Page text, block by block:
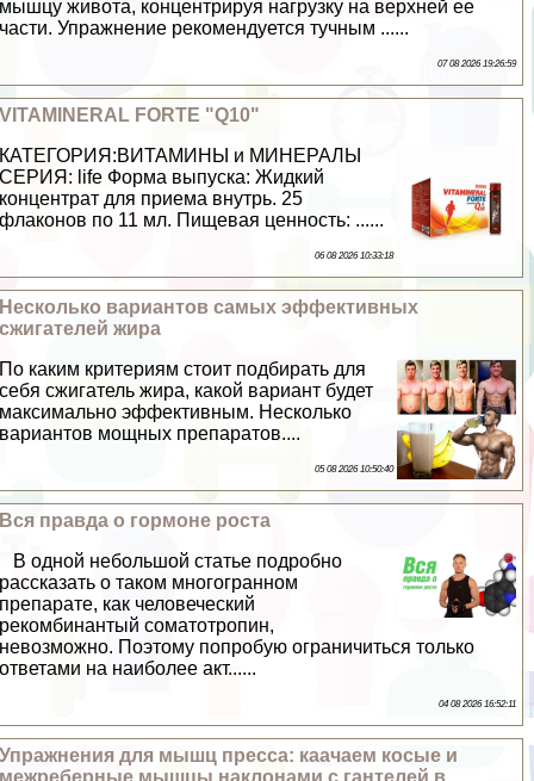
мышцу живота, концентрируя нагрузку на верхней ее
части. Упражнение рекомендуется тучным ......
07 08 2026 19:26:59
VITAMINERAL FORTE "Q10"
КАТЕГОРИЯ:ВИТАМИНЫ и МИНЕРАЛЫ
СЕРИЯ: life Форма выпуска: Жидкий
концентрат для приема внутрь. 25
флаконов по 11 мл. Пищевая ценность: ......
06 08 2026 10:33:18
Несколько вариантов самых эффективных
сжигателей жира
По каким критериям стоит подбирать для
себя сжигатель жира, какой вариант будет
максимально эффективным. Несколько
вариантов мощных препаратов....
05 08 2026 10:50:40
Вся правда о гормоне роста
В одной небольшой статье подробно
рассказать о таком многогранном
препарате, как человеческий
рекомбинантый соматотропин,
невозможно. Поэтому попробую ограничиться только
ответами на наиболее акт......
04 08 2026 16:52:11
Упражнения для мышц пресса: каачаем косые и
межреберные мышцы наклонами с гантелей в